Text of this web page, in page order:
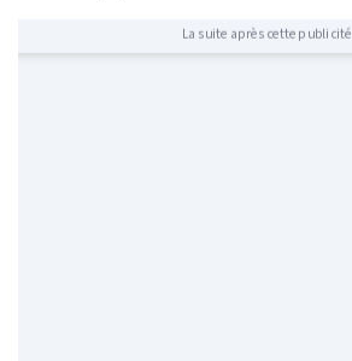
La suite après cette publicité